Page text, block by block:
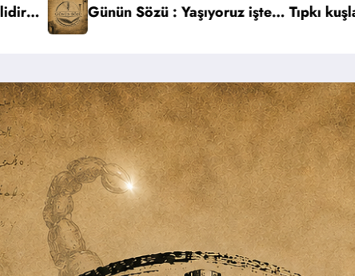
uçmadığı gibi…
Günün Sözü : Yıldızlar intihar etti, siz dilek